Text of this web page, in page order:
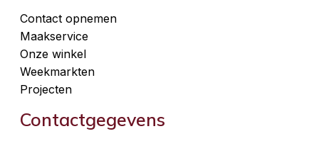
Contact opnemen
Maakservice
Onze winkel
Weekmarkten
Projecten
Contactgegevens